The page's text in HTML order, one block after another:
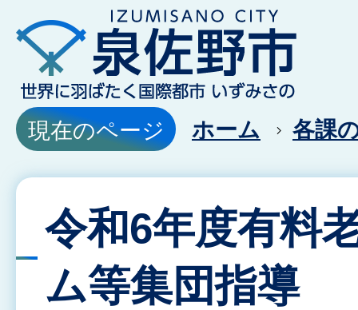
現在のページ ホーム 各課
令和6年度有料
ム等集団指導